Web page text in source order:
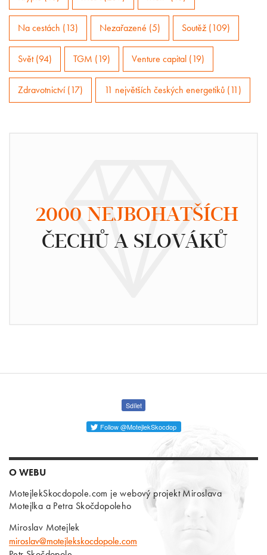
Na cestách (13) Nezařazené (5) Soutěž (109)
Svět (94) TGM (19) Venture capital (19)
Zdravotnictví (17) 11 největších českých energetiků (11)
2000 NEJBOHATŠÍCH
ČECHŮ A SLOVÁKŮ
Sdílet
Follow @MotejlekSkocdop
O WEBU
MotejlekSkocdopole.com je webový projekt Miroslava
Motejlka a Petra Skočdopoleho
Miroslav Motejlek
miroslav@motejlekskocdopole.com